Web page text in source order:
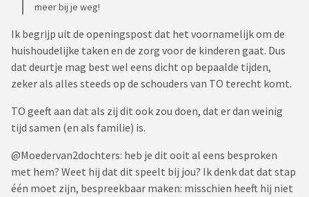
meer bij je weg!
Ik begrijp uit de openingspost dat het voornamelijk om de
huishoudelijke taken en de zorg voor de kinderen gaat. Dus
dat deurtje mag best wel eens dicht op bepaalde tijden,
zeker als alles steeds op de schouders van TO terecht komt.
TO geeft aan dat als zij dit ook zou doen, dat er dan weinig
tijd samen (en als familie) is.
@Moedervan2dochters: heb je dit ooit al eens besproken
met hem? Weet hij dat dit speelt bij jou? Ik denk dat dat stap
één moet zijn, bespreekbaar maken: misschien heeft hij niet